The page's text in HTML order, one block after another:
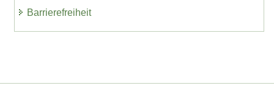
Barrierefreiheit